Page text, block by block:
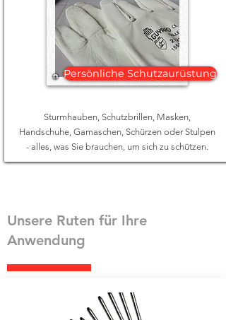
Persönliche Schutzaurüstung
Sturmhauben, Schutzbrillen, Masken,
Handschuhe, Gamaschen, Schürzen oder Stulpen
- alles, was Sie brauchen, um sich zu schützen.
Unsere Ruten für Ihre
Anwendung